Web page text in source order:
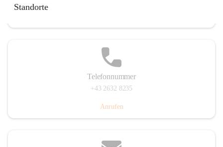
Standorte
Telefonnummer
+43 2632 8235
Anrufen